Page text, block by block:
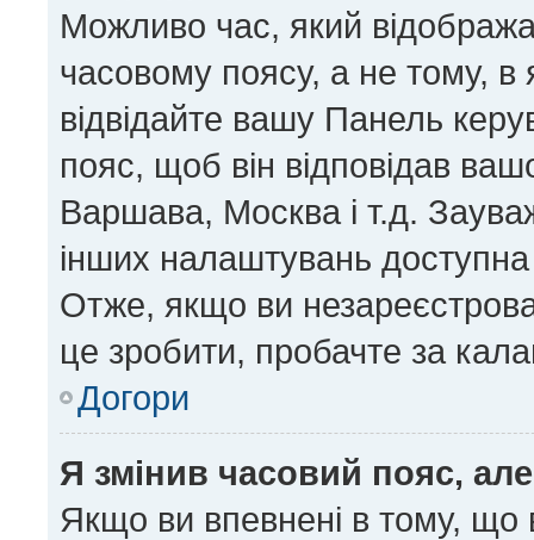
Можливо час, який
часовому поясу, а не тому, в
відвідайте вашу Панель
пояс, щоб він відповідав
Варшава, Москва і т.д.
інших налаштувань
Отже, якщо ви
це зробити, пробачте за
Догори
Я змінив часовий пояс,
Якщо ви впевнені в тому, що